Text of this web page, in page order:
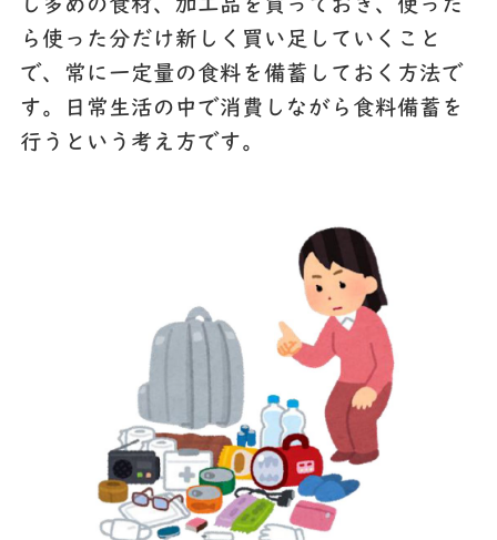
し多めの食材、加工品を買っておき、使った
ら使った分だけ新しく買い足していくこと
で、常に一定量の食料を備蓄しておく方法で
す。日常生活の中で消費しながら食料備蓄を
行うという考え方です。